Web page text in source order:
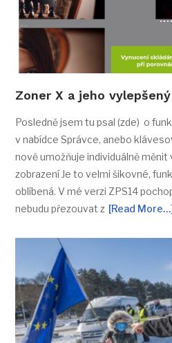
Zoner X a jeho
Posledně jsem tu psal (zde) o
v nabídce Správce, anebo
nově umožňuje individuálně
zobrazení Je to velmi šikovné,
oblíbená. V mé verzi ZPS14
nebudu přezouvat z [Read